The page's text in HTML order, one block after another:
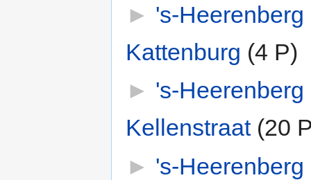
► 's-Heerenberg
Kattenburg (4 P)
► 's-Heerenberg
Kellenstraat‎ (20
► 's-Heerenberg